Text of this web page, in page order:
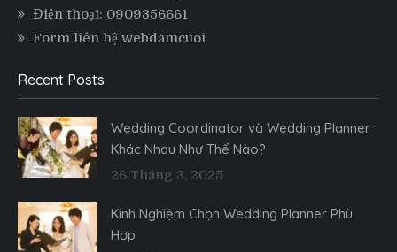
Điện thoại: 0909356661
Form liên hệ webdamcuoi
Recent Posts
Wedding Coordinator và Wedding Planner
Khác Nhau Như Thế Nào?
26 Tháng 3, 2025
Kinh Nghiệm Chọn Wedding Planner Phù
Hợp